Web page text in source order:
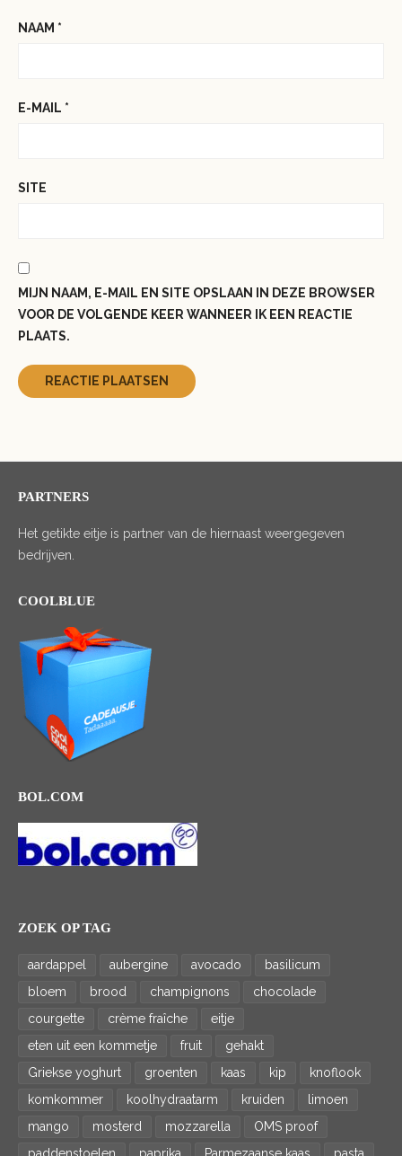
NAAM *
E-MAIL *
SITE
MIJN NAAM, E-MAIL EN SITE OPSLAAN IN DEZE BROWSER
VOOR DE VOLGENDE KEER WANNEER IK EEN REACTIE
PLAATS.
PARTNERS
Het getikte eitje is partner van de hiernaast weergegeven
bedrijven.
COOLBLUE
BOL.COM
ZOEK OP TAG
aardappel aubergine avocado
basilicum
bloem
brood champignons
chocolade
courgette
crème fraîche
eitje
eten uit een kommetje
fruit
gehakt
Griekse yoghurt
groenten kaas kip
knoflook
komkommer
koolhydraatarm kruiden
limoen
mango
mosterd mozzarella
OMS proof